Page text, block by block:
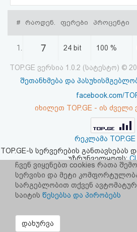
აღდგენა
სალიცენზიო
შეთანხმება
პასუხისმგებლობის
უარყოფა
# რაოდენ. ფერები პროცენტი
1. 7 24 bit 100 %
TOP.GE ვერსია 1.0.2 (სატესტო) ©
შეთანხმება და
facebook.com/
იხილეთ TOP.GE - ის ძველი
რეკლამა TOP.GE
TOP.GE-ს სერვერების განთავსებას
უზრუნველყოფს:
ჩვენ ვიყენებთ cookies რათა
სერვისი და მეტი
სარგებლობით თქვენ
საიტის წესებსა და პირობებს
დახურვა